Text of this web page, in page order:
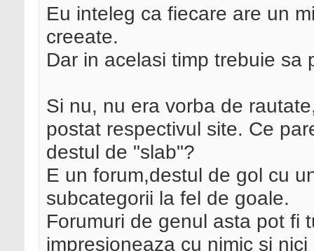
Eu inteleg ca fiecare are un
creeate.
Dar in acelasi timp trebuie sa
Si nu, nu era vorba de
postat respectivul site. Ce
destul de "slab"?
E un forum,destul de gol cu
subcategorii la fel de goale.
Forumuri de genul asta pot fi
impresioneaza cu nimic si